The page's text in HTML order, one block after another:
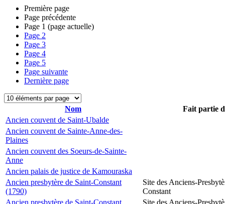
Première page
Page précédente
Page 1 (page actuelle)
Page 2
Page 3
Page 4
Page 5
Page suivante
Dernière page
Nom
Fait partie
Ancien couvent de Saint-Ubalde
Ancien couvent de Sainte-Anne-des-
Plaines
Ancien couvent des Soeurs-de-Sainte-
Anne
Ancien palais de justice de Kamouraska
Ancien presbytère de Saint-Constant
(1790)
Site des Anciens-
Constant
Ancien presbytère de Saint-Constant
Site des Anciens-